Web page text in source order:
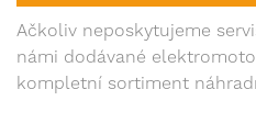
Ačkoliv neposkytujeme
námi dodávané
kompletní sortiment